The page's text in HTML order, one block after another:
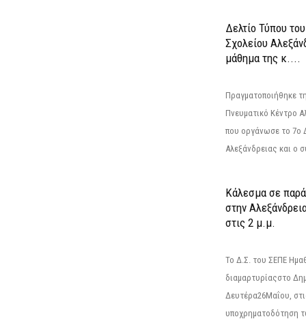
Δελτίο Τύπου
Σχολείου
μάθημα της κ....
Πραγματοποιήθηκε
Πνευματικό Κέντρο
που οργάνωσε το 7ο
Αλεξάνδρειας και ο
Κάλεσμα σε
στην
στις 2 μ.μ.
Το Δ.Σ. του ΣΕΠΕ
διαμαρτυρίαςστο
Δευτέρα26Μαΐου,
υποχρηματοδότηση